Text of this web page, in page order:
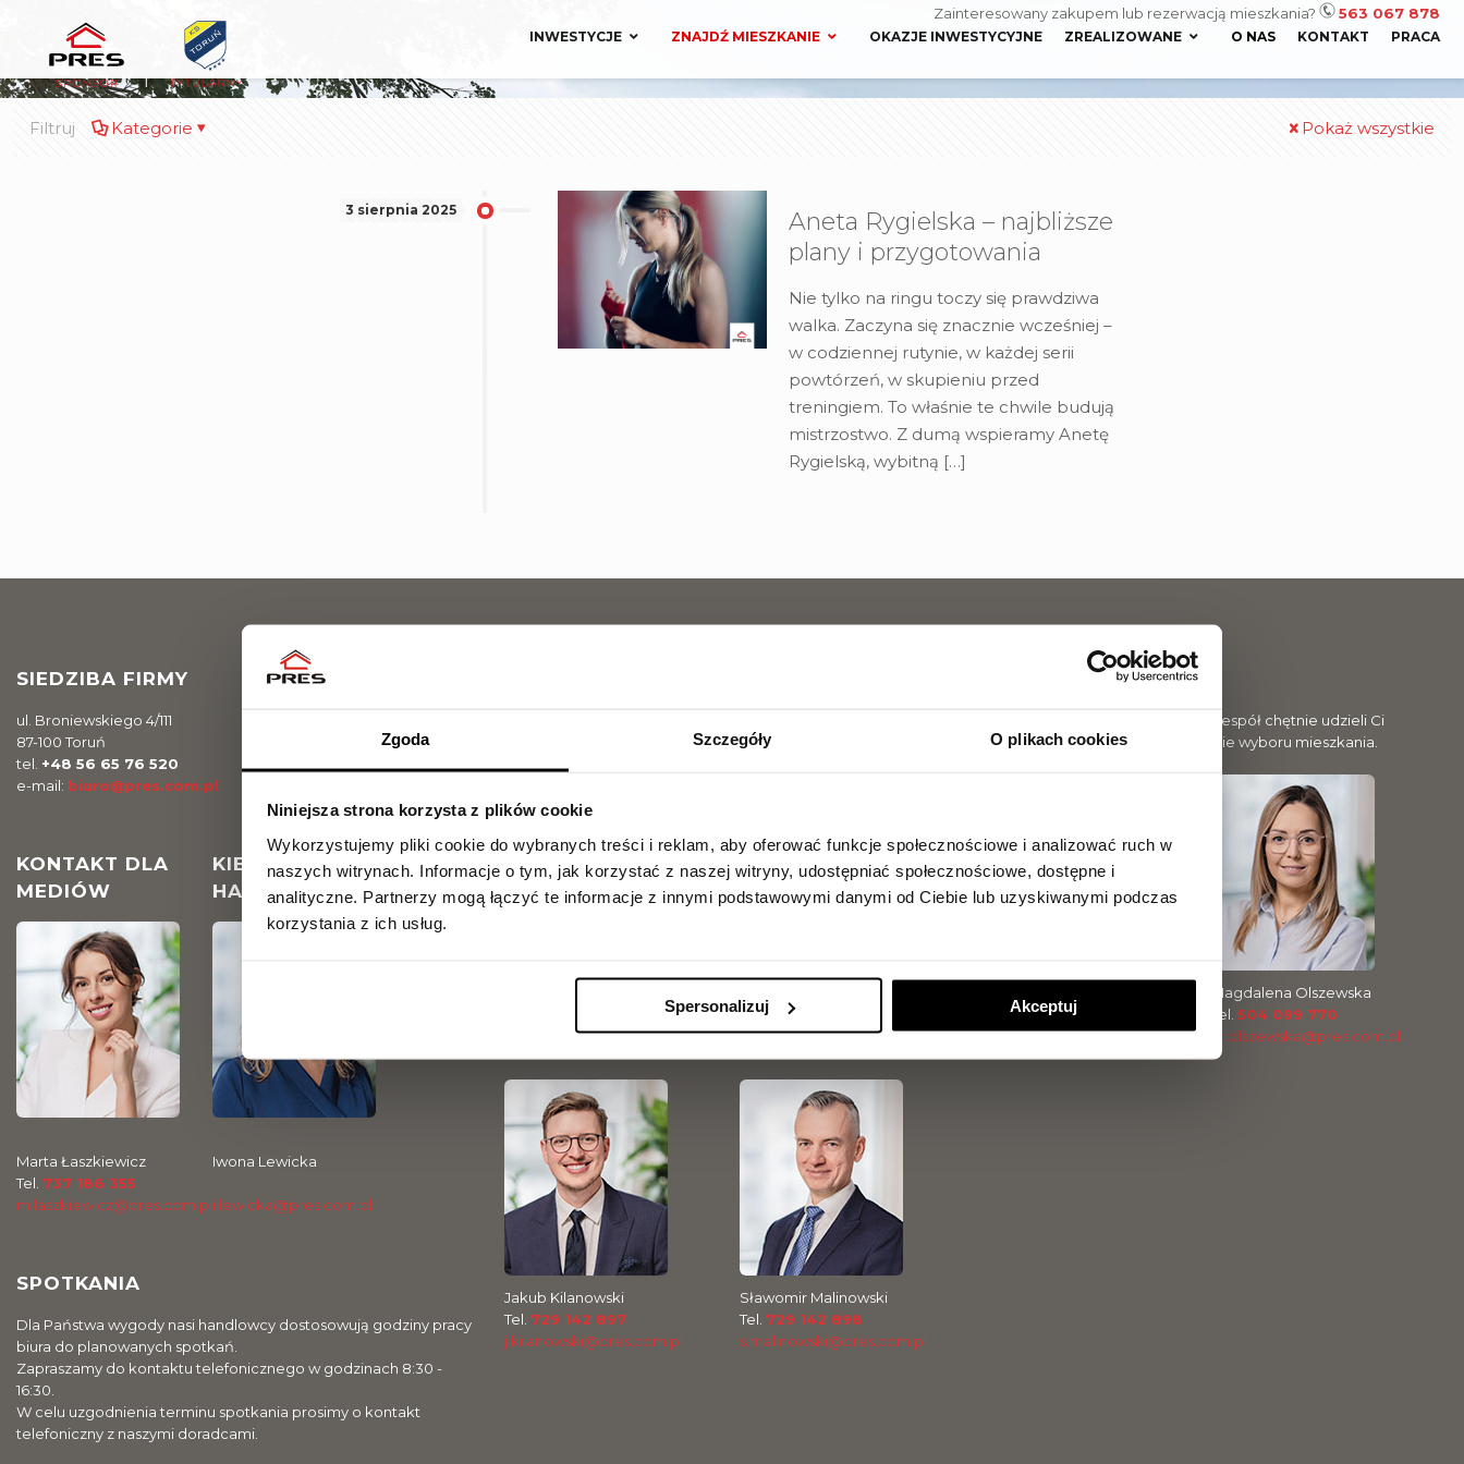
Zgoda Szczegóły O plikach cookies
Niniejsza strona korzysta z plików cookie
Wykorzystujemy pliki cookie do wybranych treści i reklam, aby oferować funkcje społecznościowe i analizować ruch w
naszych witrynach. Informacje o tym, jak korzystać z naszej witryny, udostępniać społecznościowe, dostępne i
analityczne. Partnerzy mogą łączyć te informacje z innymi podstawowymi danymi od Ciebie lub uzyskiwanymi podczas
korzystania z ich usług.
Spersonalizuj Akceptuj
Zainteresowany zakupem lub rezerwacją mieszkania? 563 067 878
INWESTYCJE ZNAJDŹ MIESZKANIE OKAZJE INWESTYCYJNE ZREALIZOWANE O NAS KONTAKT PRACA
Filtruj Kategorie Pokaż wszystkie
3 sierpnia 2025
Aneta Rygielska – najbliższe
plany i przygotowania
Nie tylko na ringu toczy się prawdziwa
walka. Zaczyna się znacznie wcześniej –
w codziennej rutynie, w każdej serii
powtórzeń, w skupieniu przed
treningiem. To właśnie te chwile budują
mistrzostwo. Z dumą wspieramy Anetę
Rygielską, wybitną […]
SIEDZIBA FIRMY
ul. Broniewskiego 4/111
87-100 Toruń
tel. +48 56 65 76 520
e-mail: biuro@pres.com.pl
KONTAKT DLA
MEDIÓW
Marta Łaszkiewicz
Tel. 737 186 355
m.laszkiewicz@pres.com.pl
KIEROWNIK DZIAŁU
HANDLOWEGO
Iwona Lewicka
i.lewicka@pres.com.pl
SPOTKANIA
Dla Państwa wygody nasi handlowcy dostosowują godziny pracy
biura do planowanych spotkań.
Zapraszamy do kontaktu telefonicznego w godzinach 8:30 -
16:30.
W celu uzgodnienia terminu spotkania prosimy o kontakt
telefoniczny z naszymi doradcami.
563 067 878
Zainteresowany zakupem lub rezerwacją mieszkania? Nasz zespół chętnie udzieli Ci
wszystkich niezbędnych informacji i pomoże na każdym etapie wyboru mieszkania.
j.makowiecki@pres.com.pl
Tel.500 300 056
m.olszewski@pres.com.pl
729 142 896
p.ritter@pres.com.pl
Magdalena Olszewska
Tel.504 099 770
m.olszewska@pres.com.pl
Jakub Kilanowski
Tel. 729 142 897
j.kilanowski@pres.com.pl
Sławomir Malinowski
Tel. 729 142 898
s.malinowski@pres.com.pl